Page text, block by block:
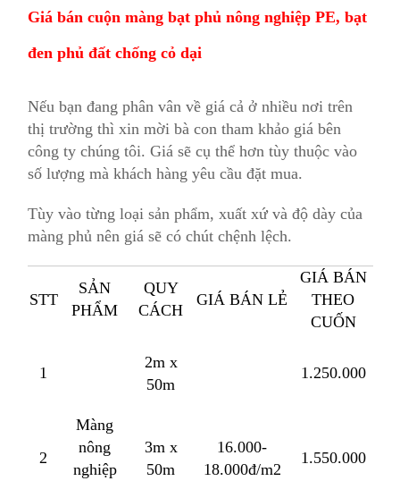
Giá bán cuộn màng bạt phủ nông nghiệp PE, bạt
đen phủ đất chống cỏ dại
Nếu bạn đang phân vân về giá cả ở nhiều nơi trên
thị trường thì xin mời bà con tham khảo giá bên
công ty chúng tôi. Giá sẽ cụ thể hơn tùy thuộc vào
số lượng mà khách hàng yêu cầu đặt mua.
Tùy vào từng loại sản phẩm, xuất xứ và độ dày của
màng phủ nên giá sẽ có chút chệnh lệch.
STT
SẢN
PHẨM
QUY
CÁCH
GIÁ BÁN LẺ
GIÁ BÁN
THEO
CUỐN
1
2m x
50m
1.250.000
2
Màng
nông
nghiệp
3m x
50m
16.000-
18.000đ/m2
1.550.000